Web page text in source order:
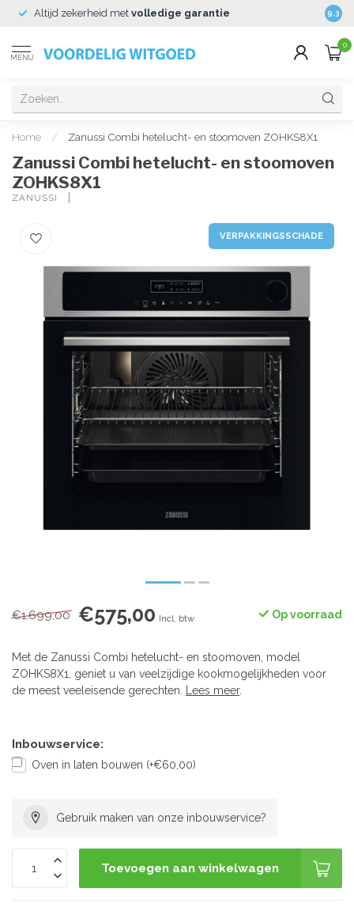
Altijd zekerheid met volledige garantie 9.3
MENU
0
Home / Zanussi Combi hetelucht- en stoomoven ZOHKS8X1
Zanussi Combi hetelucht- en stoomoven
ZOHKS8X1
ZANUSSI
VERPAKKINGSSCHADE
€1.699,00 €575,00 Incl. btw Op voorraad
Met de Zanussi Combi hetelucht- en stoomoven, model
ZOHKS8X1, geniet u van veelzijdige kookmogelijkheden voor
de meest veeleisende gerechten. Lees meer.
Inbouwservice:
Oven in laten bouwen (+€60,00)
Gebruik maken van onze inbouwservice?
Toevoegen aan winkelwagen